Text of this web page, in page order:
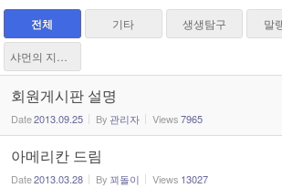
전체 기타 생생탐구 말
회원게시판 설명
Date2013.09.25 By 관리자 Views7965
아메리칸 드림
Date2013.03.28 By 꾀돌이 Views 13027